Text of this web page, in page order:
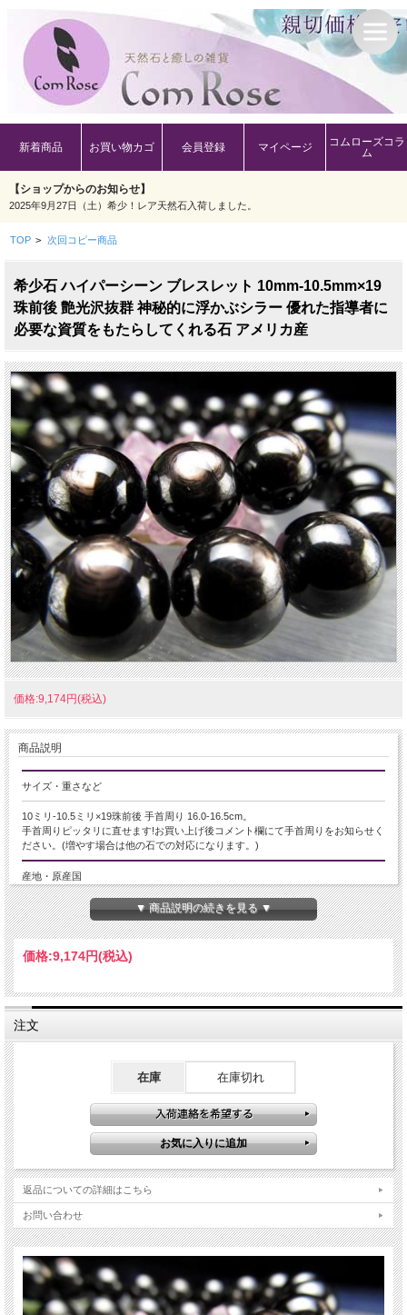
新着商品 お買い物カゴ 会員登録 マイページ
コムローズコラ
ム
【ショップからのお知らせ】
2025年9月27日（土）希少！レア天然石入荷しました。
TOP > 次回コピー商品
希少石 ハイパーシーン ブレスレット 10mm-10.5mm×19
珠前後 艶光沢抜群 神秘的に浮かぶシラー 優れた指導者に
必要な資質をもたらしてくれる石 アメリカ産
価格:9,174円(税込)
商品説明
サイズ・重さなど
10ミリ-10.5ミリ×19珠前後 手首周り 16.0-16.5cm。
手首周りピッタリに直せます!お買い上げ後コメント欄にて手首周りをお知らせく
ださい。(増やす場合は他の石での対応になります。)
産地・原産国
アメリカ産
グレードなど
名称など
ハイパーシーン
漆黒の中に神秘的に浮かぶシラーが美しいハイパーシーンブレスレットです。
艶光沢抜群のブラックカラーの為、シックなかっこよさがありますが、白銀色の
シラーにより妖艶さと上品さもプラスされ、女性も気軽に取り入れやすいブレス
重厚感もある天然石ですので、そのままの使用は勿論、バラしてパーツとしても
お使いいただけます。
滅多に入荷が無く、近年は綺麗な物の入手が大変難しい天然石の1種です。
数量限定入荷ですのでお買い逃がしなく！
【意味合い・云われ・伝承等】
・リーダーシップ
・エネルギーの強化
・責任意識を高める
▼ 商品説明の続きを見る ▼
価格:9,174円(税込)
注文
在庫 在庫切れ
返品についての詳細はこちら
お問い合わせ